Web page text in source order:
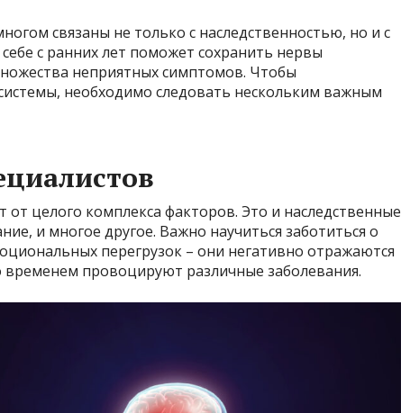
связаны не только с наследственностью, но и с
с ранних лет поможет сохранить нервы
неприятных симптомов. Чтобы
необходимо следовать нескольким важным
целого комплекса факторов. Это и наследственные
и многое другое. Важно научиться заботиться о
перегрузок – они негативно отражаются
временем провоцируют различные заболевания.